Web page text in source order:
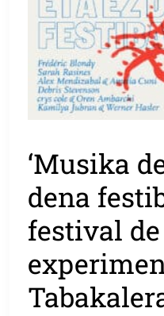
‘Musika
dena
festival